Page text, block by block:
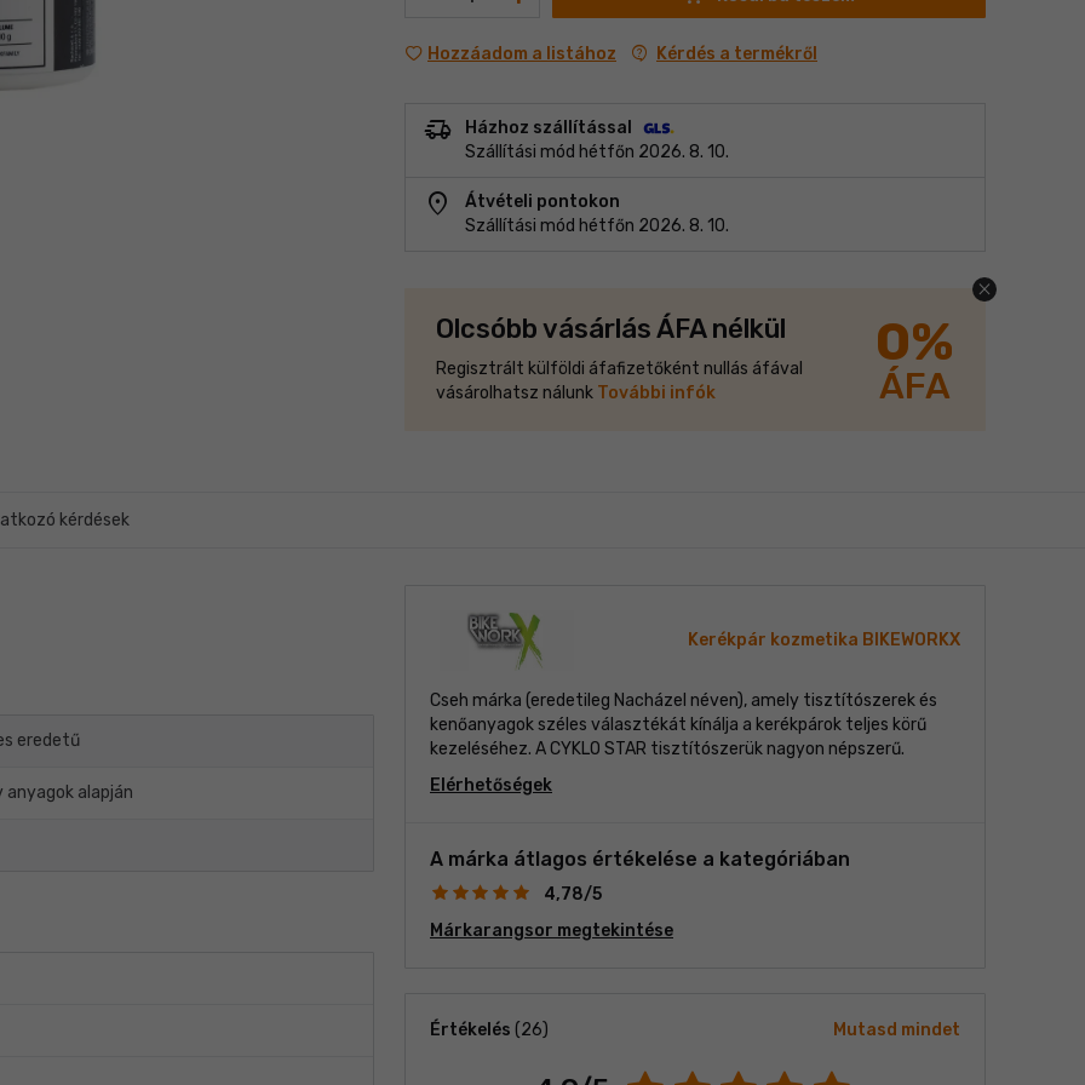
Hozzáadom a listához contact_support Kérdés a termékről
delivery_truck_speed
Házhoz szállítással
Szállítási mód hétfőn 2026. 8. 10.
location_on
Átvételi pontokon
Szállítási mód hétfőn 2026. 8. 10.
close
Olcsóbb vásárlás ÁFA nélkül
Regisztrált külföldi áfafizetőként nullás áfával
vásárolhatsz nálunk További infók
0%
ÁFA
kérdések
eredetű
alapján
Kerékpár kozmetika BIKEWORKX
Cseh márka (eredetileg Nacházel néven), amely tisztítószerek és
kenőanyagok széles választékát kínálja a kerékpárok teljes körű
kezeléséhez. A CYKLO STAR tisztítószerük nagyon népszerű.
Elérhetőségek
A márka átlagos értékelése a kategóriában
4,78/5
Márkarangsor megtekintése
Értékelés (26) Mutasd mindet